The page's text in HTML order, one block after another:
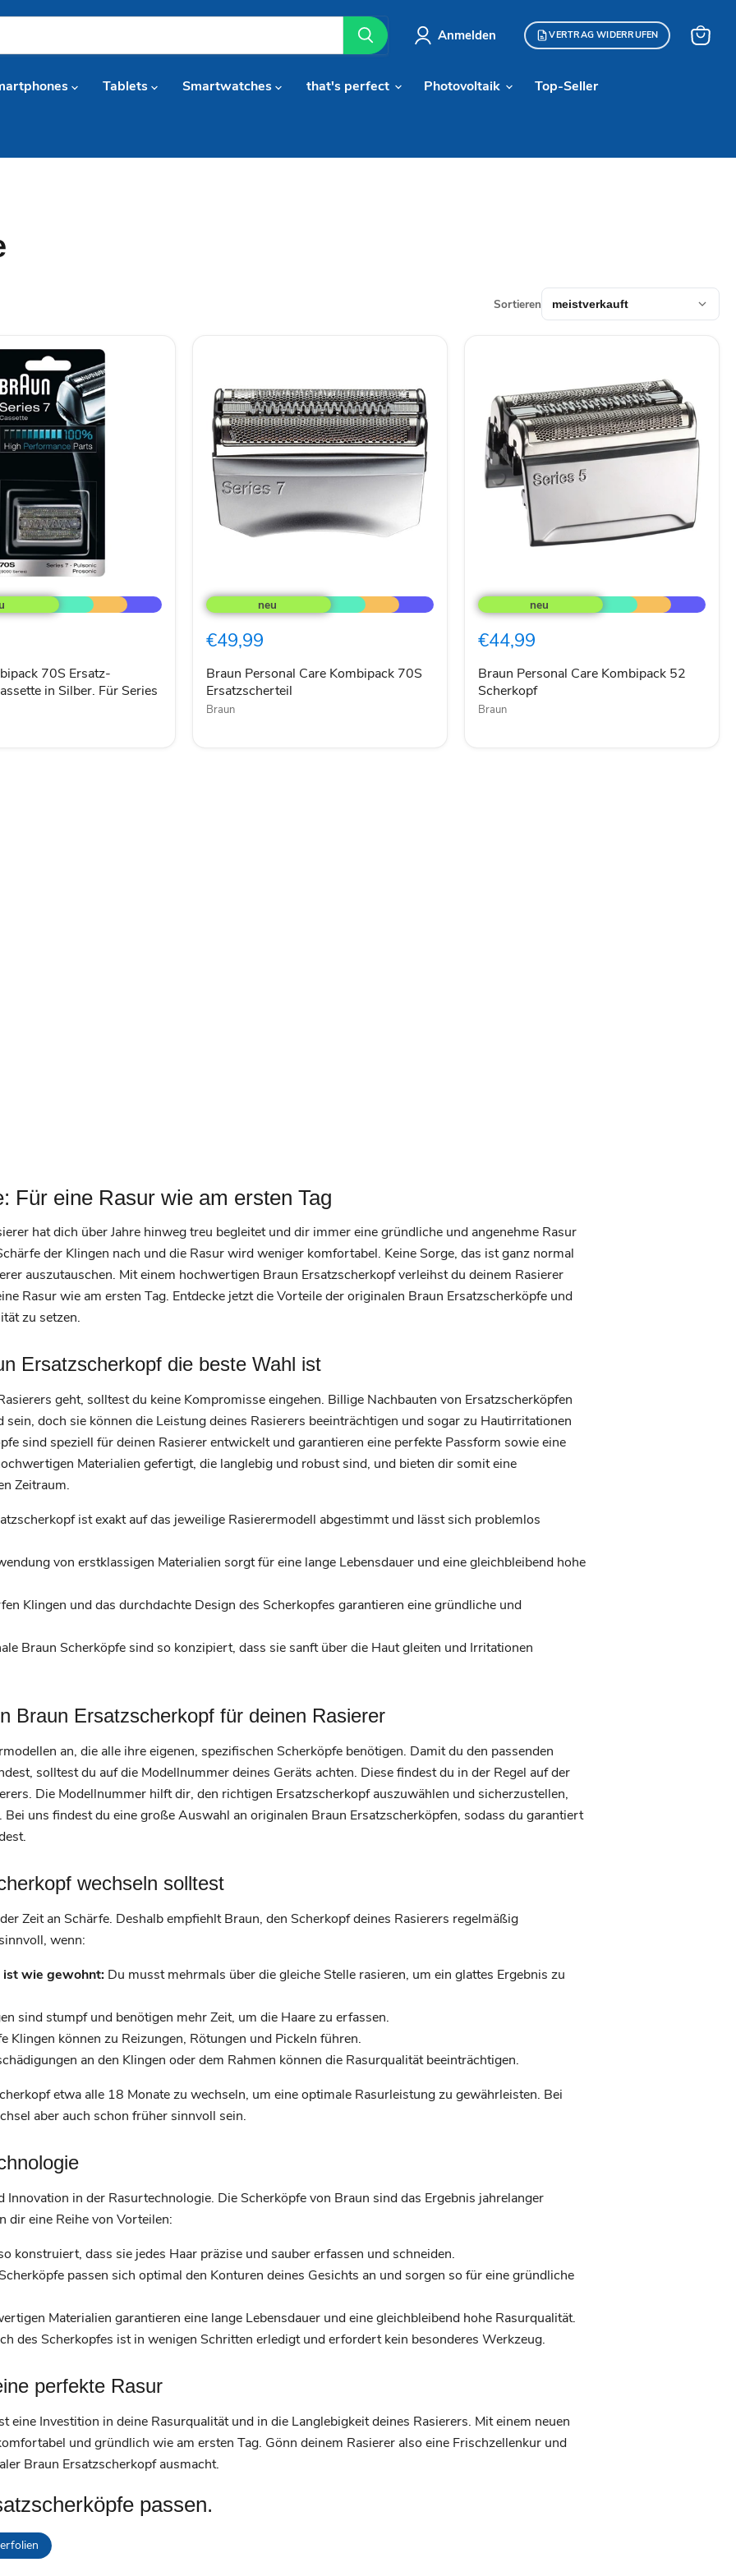
Anmelden VERTRAG WIDERRUFEN
Tablets Smartwatches that's perfect Photovoltaik Top-Seller
Sortieren
70S Ersatz-
in Silber. Für Series
Personal
Care
70S
€49,99
Braun Personal Care Kombipack 70S
Ersatzscherteil
Braun
Personal
Care
52
€44,99
Braun Personal Care Kombipack 52
Scherkopf
Braun
Für eine Rasur wie am ersten Tag
hat dich über Jahre hinweg treu begleitet und dir immer eine gründliche und angenehme Rasur
der Klingen nach und die Rasur wird weniger komfortabel. Keine Sorge, das ist ganz normal
auszutauschen. Mit einem hochwertigen Braun Ersatzscherkopf verleihst du deinem Rasierer
Rasur wie am ersten Tag. Entdecke jetzt die Vorteile der originalen Braun Ersatzscherköpfe und
zu setzen.
Ersatzscherkopf die beste Wahl ist
geht, solltest du keine Kompromisse eingehen. Billige Nachbauten von Ersatzscherköpfen
doch sie können die Leistung deines Rasierers beeinträchtigen und sogar zu Hautirritationen
sind speziell für deinen Rasierer entwickelt und garantieren eine perfekte Passform sowie eine
Materialien gefertigt, die langlebig und robust sind, und bieten dir somit eine
Zeitraum.
ist exakt auf das jeweilige Rasierermodell abgestimmt und lässt sich problemlos
von erstklassigen Materialien sorgt für eine lange Lebensdauer und eine gleichbleibend hohe
Klingen und das durchdachte Design des Scherkopfes garantieren eine gründliche und
Braun Scherköpfe sind so konzipiert, dass sie sanft über die Haut gleiten und Irritationen
Braun Ersatzscherkopf für deinen Rasierer
an, die alle ihre eigenen, spezifischen Scherköpfe benötigen. Damit du den passenden
solltest du auf die Modellnummer deines Geräts achten. Diese findest du in der Regel auf der
Die Modellnummer hilft dir, den richtigen Ersatzscherkopf auszuwählen und sicherzustellen,
uns findest du eine große Auswahl an originalen Braun Ersatzscherköpfen, sodass du garantiert
wechseln solltest
Zeit an Schärfe. Deshalb empfiehlt Braun, den Scherkopf deines Rasierers regelmäßig
wenn:
ist wie gewohnt: Du musst mehrmals über die gleiche Stelle rasieren, um ein glattes Ergebnis zu
sind stumpf und benötigen mehr Zeit, um die Haare zu erfassen.
Klingen können zu Reizungen, Rötungen und Pickeln führen.
an den Klingen oder dem Rahmen können die Rasurqualität beeinträchtigen.
etwa alle 18 Monate zu wechseln, um eine optimale Rasurleistung zu gewährleisten. Bei
aber auch schon früher sinnvoll sein.
in der Rasurtechnologie. Die Scherköpfe von Braun sind das Ergebnis jahrelanger
dir eine Reihe von Vorteilen:
konstruiert, dass sie jedes Haar präzise und sauber erfassen und schneiden.
passen sich optimal den Konturen deines Gesichts an und sorgen so für eine gründliche
Materialien garantieren eine lange Lebensdauer und eine gleichbleibend hohe Rasurqualität.
des Scherkopfes ist in wenigen Schritten erledigt und erfordert kein besonderes Werkzeug.
perfekte Rasur
eine Investition in deine Rasurqualität und in die Langlebigkeit deines Rasierers. Mit einem neuen
und gründlich wie am ersten Tag. Gönn deinem Rasierer also eine Frischzellenkur und
Braun Ersatzscherkopf ausmacht.
passen.